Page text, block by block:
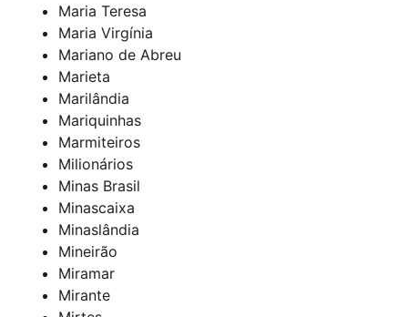
Maria Teresa
Maria Virgínia
Mariano de Abreu
Marieta
Marilândia
Mariquinhas
Marmiteiros
Milionários
Minas Brasil
Minascaixa
Minaslândia
Mineirão
Miramar
Mirante